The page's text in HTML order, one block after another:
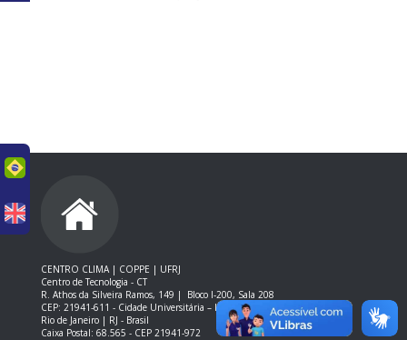
CENTRO CLIMA | COPPE | UFRJ
Centro de Tecnologia - CT
R. Athos da Silveira Ramos, 149 |
Bloco I-200, Sala 208
CEP: 21941-611 - Cidade Universitária – Ilha do Fundão – RJ
Rio de Janeiro | RJ - Brasil
Caixa Postal: 68.565 - CEP 21941-972